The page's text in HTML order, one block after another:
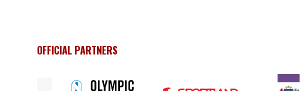
OFFICIAL PARTNERS